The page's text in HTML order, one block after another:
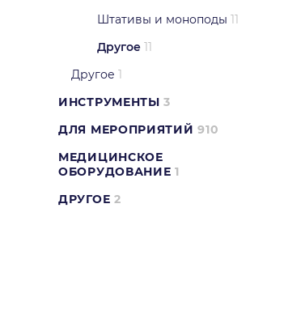
Штативы и моноподы 11
Другое 11
Другое 1
ИНСТРУМЕНТЫ 3
ДЛЯ МЕРОПРИЯТИЙ 910
МЕДИЦИНСКОЕ
ОБОРУДОВАНИЕ 1
ДРУГОЕ 2